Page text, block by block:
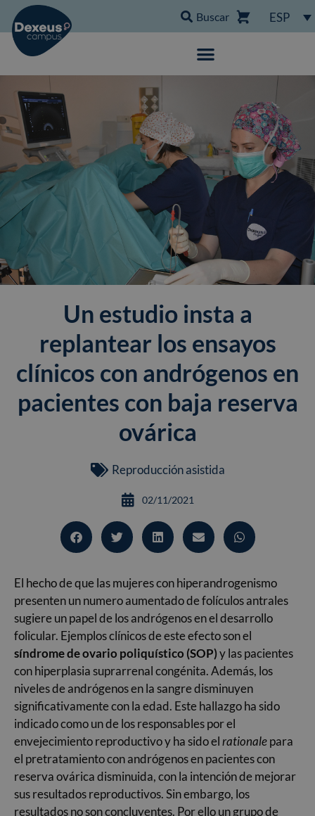
Buscar ESP
Un estudio insta a
replantear los ensayos
clínicos con andrógenos en
pacientes con baja reserva
ovárica
Reproducción asistida
02/11/2021
El hecho de que las mujeres con hiperandrogenismo
presenten un numero aumentado de folículos antrales
sugiere un papel de los andrógenos en el desarrollo
folicular. Ejemplos clínicos de este efecto son el
síndrome de ovario poliquístico (SOP)y las pacientes
con hiperplasia suprarrenal congénita. Además, los
niveles de andrógenos en la sangre disminuyen
significativamente con la edad. Este hallazgo ha sido
indicado como un de los responsables por el
envejecimiento reproductivo y ha sido elrationalepara
el pretratamiento con andrógenos en pacientes con
reserva ovárica disminuida, con la intención de mejorar
sus resultados reproductivos. Sin embargo, los
resultados no son concluyentes. Por ello un grupo de